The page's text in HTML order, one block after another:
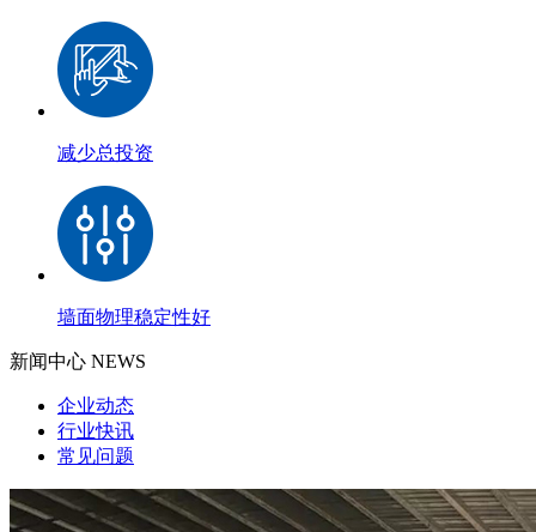
减少总投资
墙面物理稳定性好
新闻中心 NEWS
企业动态
行业快讯
常见问题